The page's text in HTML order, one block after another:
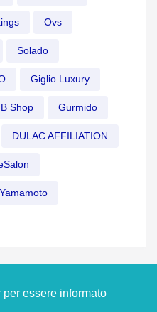
Ovs
Solado
Giglio Luxury
Shop Gurmido
DULAC AFFILIATION
Yamamoto
essere informato